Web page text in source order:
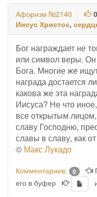
Афоризм №2140 0
Иисус Христос,
Бог награждает не
или символ веры. Он
Бога. Многие же
награда достается
какова же эта
Иисуса? Не что
все открытым
славу Господню,
славы в славу, как
© Макс Лукадо
Комментариев: 0
его в буфер